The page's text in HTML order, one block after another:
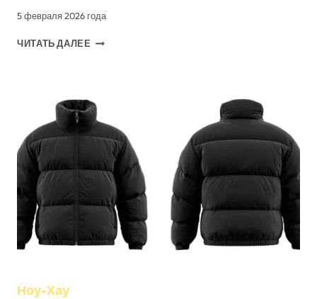
5 февраля 2026 года
ЧИТАТЬ ДАЛЕЕ КРАТКАЯ
Ноу-Хау